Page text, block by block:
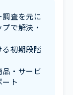
査を元に
で解決・
る初期段階
・サービ
ト